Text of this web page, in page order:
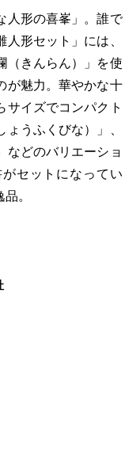
人形の喜峯」。誰で
形セット」には、
（きんらん）」を使
が魅力。華やかな十
サイズでコンパクト
うふくびな）」、
などのバリエーショ
セットになってい
。